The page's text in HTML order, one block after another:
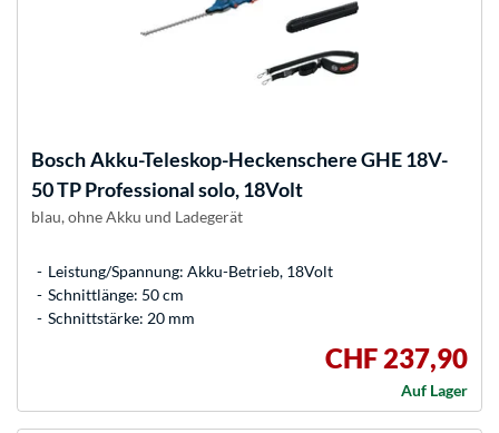
BoschAkku-Teleskop-Heckenschere GHE 18V-
50 TP Professional solo, 18Volt
blau, ohne Akku und Ladegerät
Leistung/Spannung: Akku-Betrieb, 18Volt
Schnittlänge: 50 cm
Schnittstärke: 20 mm
CHF 237,90
Auf Lager